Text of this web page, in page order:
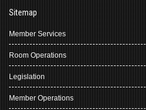
Sitemap
Member Services
Room Operations
Legislation
Member Operations